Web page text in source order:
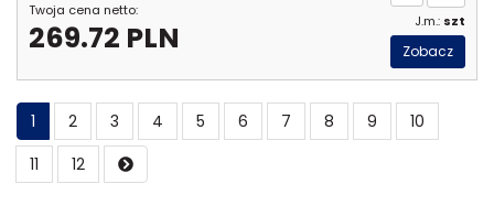
Twoja cena netto:
269.72 PLN J.m.: szt
Zobacz
1 2 3 4 5 6 7 8 9
10
11
12